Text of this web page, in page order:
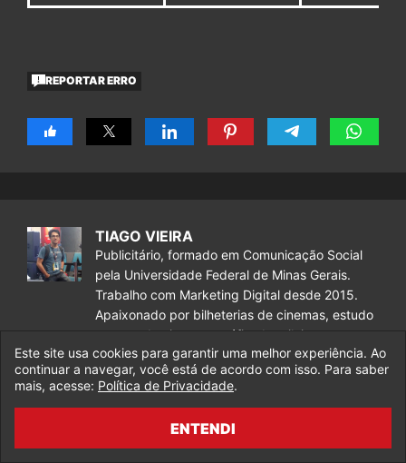
REPORTAR ERRO
TIAGO VIEIRA
Publicitário, formado em Comunicação Social
pela Universidade Federal de Minas Gerais.
Trabalho com Marketing Digital desde 2015.
Apaixonado por bilheterias de cinemas, estudo
o mercado cinematográfico brasileiro e
estrangeiro já há vários anos, e desde 2017
sirvo como o principal analista de bilheterias
para o Legado da Marvel.
Este site usa cookies para garantir uma melhor experiência. Ao
continuar a navegar, você está de acordo com isso. Para saber
mais, acesse: Política de Privacidade.
ENTENDI